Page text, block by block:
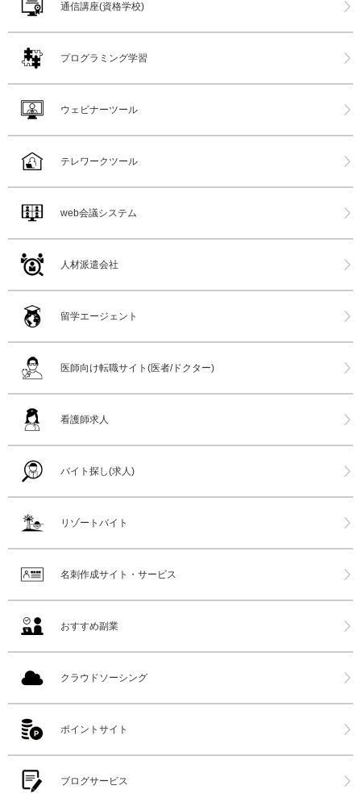
通信講座(資格学校)
プログラミング学習
ウェビナーツール
テレワークツール
web会議システム
人材派遣会社
留学エージェント
医師向け転職サイト(医者/ドクター)
看護師求人
バイト探し(求人)
リゾートバイト
名刺作成サイト・サービス
おすすめ副業
クラウドソーシング
ポイントサイト
ブログサービス